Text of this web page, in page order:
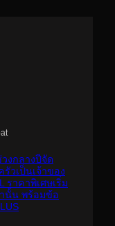
งกลางปีจัด
วเป็นเจ้าของ
ราคาพิเศษเริ่ม
นั้น พร้อมข้อ